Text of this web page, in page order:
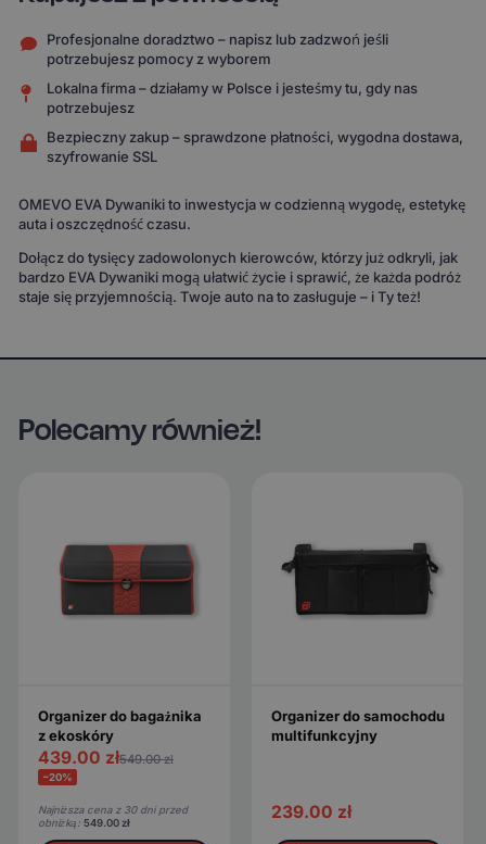
Profesjonalne doradztwo – napisz lub zadzwoń jeśli
potrzebujesz pomocy z wyborem
Lokalna firma – działamy w Polsce i jesteśmy tu, gdy nas
potrzebujesz
Bezpieczny zakup – sprawdzone płatności, wygodna dostawa,
szyfrowanie SSL
OMEVO EVA Dywaniki to inwestycja w codzienną wygodę, estetykę
auta i oszczędność czasu.
Dołącz do tysięcy zadowolonych kierowców, którzy już odkryli, jak
bardzo EVA Dywaniki mogą ułatwić życie i sprawić, że każda podróż
staje się przyjemnością. Twoje auto na to zasługuje – i Ty też!
Polecamy również!
Organizer do bagażnika
z ekoskóry
439.00 zł549.00zł
−20%
Najniższa cena z 30 dni przed
obniżką: 549.00zł
Organizer do samochodu
multifunkcyjny
239.00 zł